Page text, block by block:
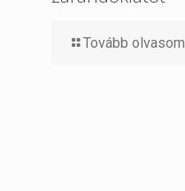
Tovább olvasom